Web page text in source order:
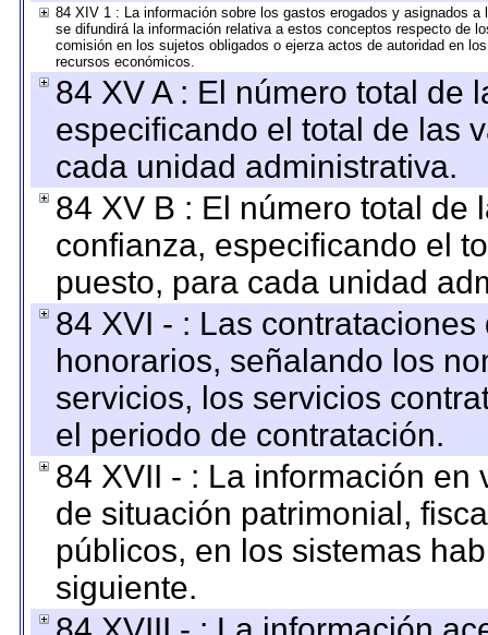
84 XIV 1 : La información sobre los gastos erogados y asignados
se difundirá la información relativa a estos conceptos respecto de
comisión en los sujetos obligados o ejerza actos de autoridad en
recursos económicos.
84 XV A : El número total de
especificando el total de las
cada unidad administrativa.
84 XV B : El número total de
confianza, especificando el
puesto, para cada unidad
84 XVI - : Las
honorarios, señalando los
servicios, los servicios
el periodo de contratación.
84 XVII - : La información
de situación patrimonial,
públicos, en los sistemas
siguiente.